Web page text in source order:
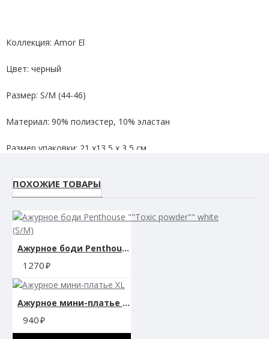
Коллекция: Amor El
Цвет: черный
Размер: S/M (44-46)
Материал: 90% полиэстер, 10% эластан
Размер упаковки: 21 х13,5 х 3,5 см.
ПОХОЖИЕ ТОВАРЫ
Ажурное боди Penthouse ""Toxic powder"" white (S/M)
1270
Ажурное мини-платье XL
940